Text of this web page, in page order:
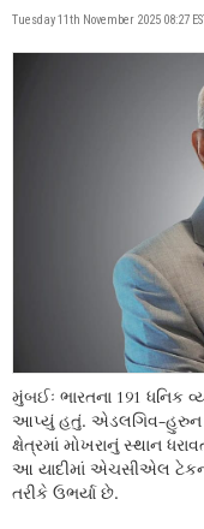
Tuesday 11th November 2025 08:27
મુંબઈઃ ભારતના 191 ધનિક
આપ્યું હતું. એડલગિવ-હુરુન
ક્ષેત્રમાં મોખરાનું સ્થાન
આ યાદીમાં એચસીએલ ટેકના
તરીકે ઉભર્યા છે.